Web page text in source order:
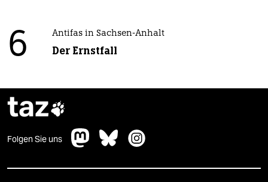
6 Antifas in Sachsen-Anhalt
Der Ernstfall
taz
Folgen Sie uns